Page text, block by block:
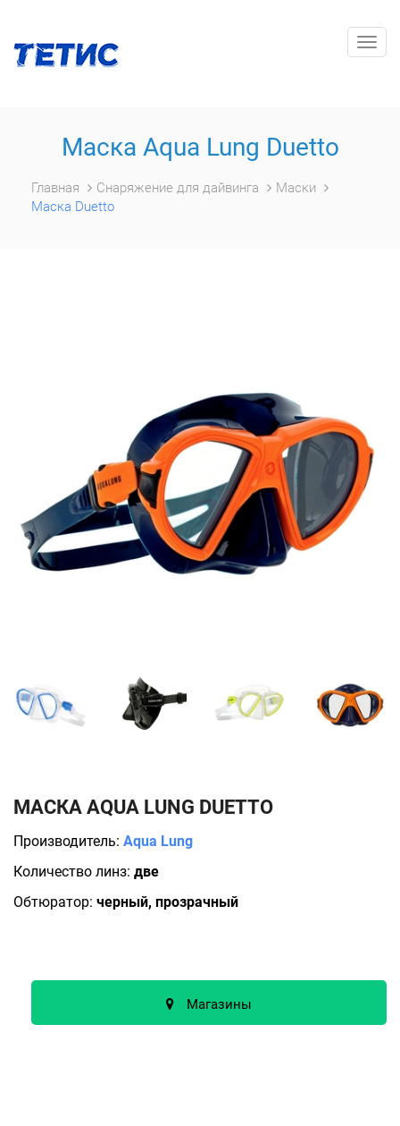
Маска Aqua Lung Duetto
Главная Снаряжение для дайвинга
Маски
Маска Duetto
МАСКА AQUA LUNG DUETTO
Производитель: Aqua Lung
Количество линз: две
Обтюратор: черный, прозрачный
Магазины